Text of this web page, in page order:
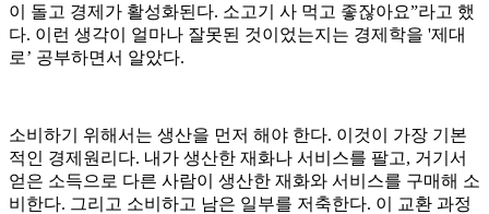
이 돌고 경제가 활성화된다. 소고기 사 먹고 좋잖아요”라고 했
다. 이런 생각이 얼마나 잘못된 것이었는지는 경제학을 '제대
로’ 공부하면서 알았다.
소비하기 위해서는 생산을 먼저 해야 한다. 이것이 가장 기본
적인 경제원리다. 내가 생산한 재화나 서비스를 팔고, 거기서
얻은 소득으로 다른 사람이 생산한 재화와 서비스를 구매해 소
비한다. 그리고 소비하고 남은 일부를 저축한다. 이 교환 과정